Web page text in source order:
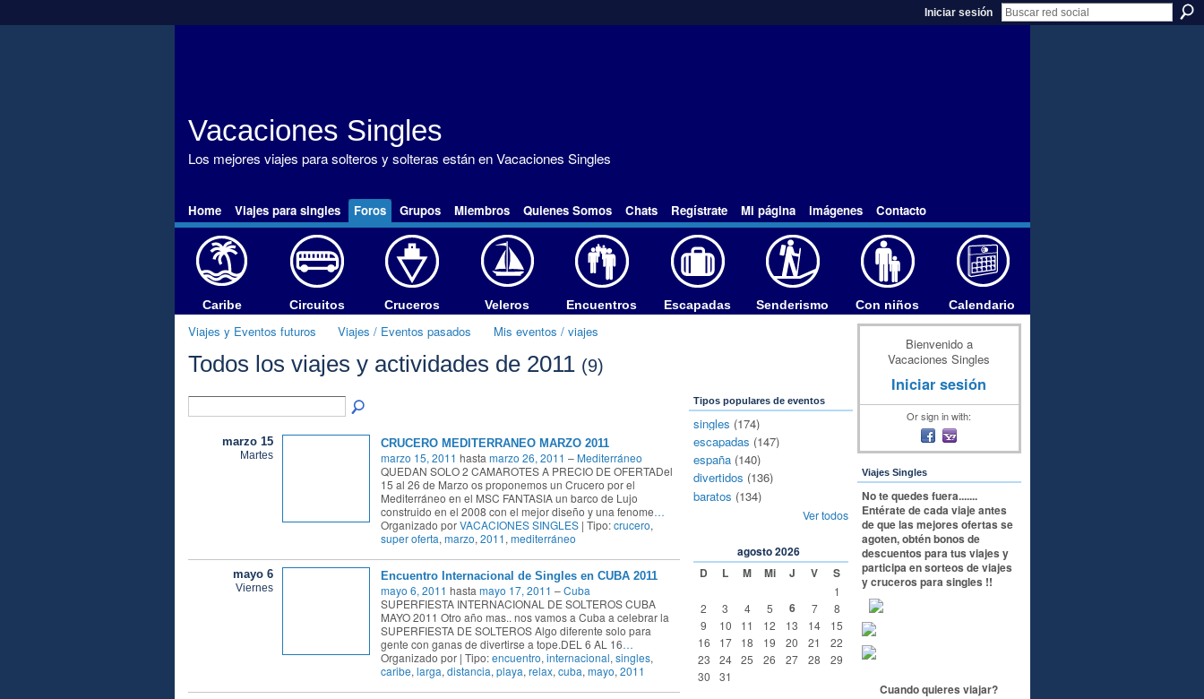
Iniciar sesión
Vacaciones Singles
Los mejores viajes para solteros y solteras están en Vacaciones Singles
Home Viajes para singles Foros Grupos Miembros Quienes Somos Chats Regístrate Mi página imágenes Contacto
Caribe Circuitos Cruceros Veleros Encuentros Escapadas Senderismo Con niños Calendario
Viajes y Eventos futuros Viajes / Eventos pasados Mis eventos / viajes
Todos los viajes y actividades de 2011 (9)
marzo 15
Martes
CRUCERO MEDITERRANEO MARZO 2011
marzo 15, 2011 hasta marzo 26, 2011 –Mediterráneo
QUEDAN SOLO 2 CAMAROTES A PRECIO DE OFERTADel
15 al 26 de Marzo os proponemos un Crucero por el
Mediterráneo en el MSC FANTASIA un barco de Lujo
construido en el 2008 con el mejor diseño y una fenome…
Organizado porVACACIONES SINGLES| Tipo:crucero,
super oferta, marzo, 2011, mediterráneo
mayo 6
Viernes
Encuentro Internacional de Singles en CUBA 2011
mayo 6, 2011 hasta mayo 17, 2011 –Cuba
SUPERFIESTA INTERNACIONAL DE SOLTEROS CUBA
MAYO 2011 Otro año mas.. nos vamos a Cuba a celebrar la
SUPERFIESTA DE SOLTEROS Algo diferente solo para
gente con ganas de divertirse a tope.DEL 6 AL 16…
Organizado por | Tipo:encuentro, internacional, singles,
caribe, larga, distancia, playa, relax, cuba, mayo, 2011
Tipos populares de eventos
singles (174)
escapadas (147)
españa(140)
divertidos (136)
baratos (134)
Ver todos
agosto2026
D
L M Mi J V S
1
2
3 4 5 6 7
8
9
10 11 12 13 14
15
16
17 18 19 20 21
22
23
24 25 26 27 28
29
30
31
Bienvenido a
Vacaciones Singles
Iniciar sesión
Or sign in with:
Viajes Singles
No te quedes fuera.......
Entérate de cada viaje antes
de que las mejores ofertas se
agoten, obtén bonos de
descuentos para tus viajes y
participa en sorteos de viajes
y cruceros para singles !!
Cuando quieres viajar?